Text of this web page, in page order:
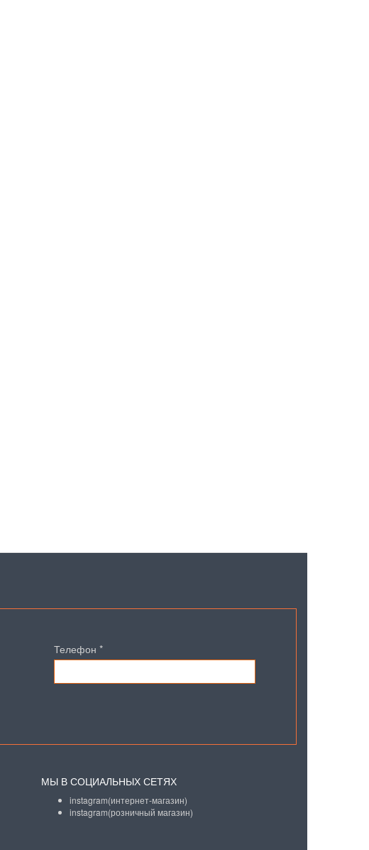
Телефон *
МЫ В СОЦИАЛЬНЫХ СЕТЯХ
instagram(интернет-магазин)
instagram(розничный магазин)